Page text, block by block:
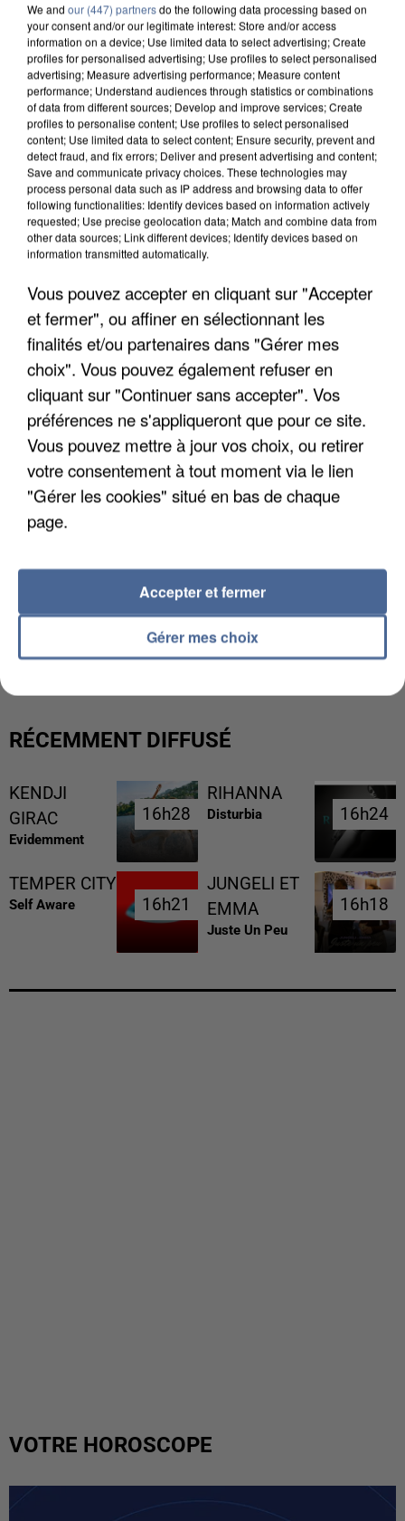
DE FAUNE SAUVAGE SONT...
L’UN DES FONDATEURS SUPPOSÉS DE LA DZ
MAFIA INTERPELLÉ EN ALGÉRIE
RÉCEMMENT DIFFUSÉ
KENDJI
GIRAC
Evidemment
16h28
16h28
RIHANNA
Disturbia 16h24
16h24
TEMPER CITY
Self Aware 16h21
16h21
JUNGELI ET
EMMA
Juste Un Peu
16h18
16h18
VOTRE HOROSCOPE
We and our (447) partnersdo the following data processing based on
your consent and/or our legitimate interest: Store and/or access
information on a device; Use limited data to select advertising; Create
profiles for personalised advertising; Use profiles to select personalised
advertising; Measure advertising performance; Measure content
performance; Understand audiences through statistics or combinations
of data from different sources; Develop and improve services; Create
profiles to personalise content; Use profiles to select personalised
content; Use limited data to select content; Ensure security, prevent and
detect fraud, and fix errors; Deliver and present advertising and content;
Save and communicate privacy choices. These technologies may
process personal data such as IP address and browsing data to offer
following functionalities: Identify devices based on information actively
requested; Use precise geolocation data; Match and combine data from
other data sources; Link different devices; Identify devices based on
information transmitted automatically.
Vous pouvez accepter en cliquant sur "Accepter
et fermer", ou affiner en sélectionnant les
finalités et/ou partenaires dans "Gérer mes
choix". Vous pouvez également refuser en
cliquant sur "Continuer sans accepter". Vos
préférences ne s'appliqueront que pour ce site.
Vous pouvez mettre à jour vos choix, ou retirer
votre consentement à tout moment via le lien
"Gérer les cookies" situé en bas de chaque
page.
Gérer mes choix
Accepter et fermer